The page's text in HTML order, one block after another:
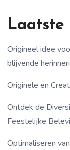
Laatste
Origineel idee
blijvende
Originele en
Ontdek de
Feestelijke
Optimaliseren